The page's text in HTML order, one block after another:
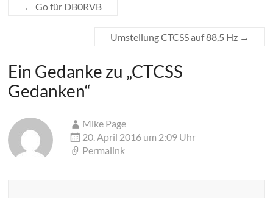
← Go für DB0RVB
Umstellung CTCSS auf 88,5 Hz →
Ein Gedanke zu „CTCSS
Gedanken“
Mike Page
20. April 2016 um 2:09 Uhr
Permalink